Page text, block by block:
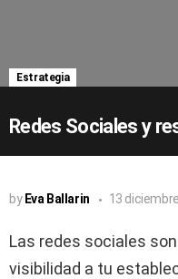
Estrategia
Redes Sociales y
by Eva Ballarin 13
Las redes sociales
visibilidad a tu